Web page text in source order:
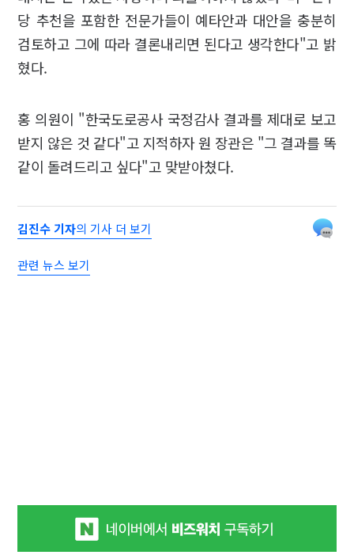
당 추천을 포함한 전문가들이 예타안과 대안을 충분히
검토하고 그에 따라 결론내리면 된다고 생각한다"고 밝
혔다.
홍 의원이 "한국도로공사 국정감사 결과를 제대로 보고
받지 않은 것 같다"고 지적하자 원 장관은 "그 결과를 똑
같이 돌려드리고 싶다"고 맞받아쳤다.
김진수 기자의 기사 더 보기
관련 뉴스 보기